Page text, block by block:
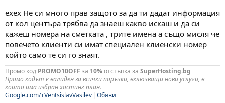
ехех Не си много прав защото за да ти дадат информация
от кол центъра трябва да знаеш какво искаш и да си
кажеш номера на сметката , трите имена а също мисля че
повечето клиенти си имат специален клиенски номер
който само те си го знаят.
Промо код PROMO10OFF за 10%отстъпка за SuperHosting.bg
Промо кодът е валиден за всички поръчки, включващи нови услуги, в
които има избран хостинг план.
Google.com/+VentsislavVasilev |Обяви